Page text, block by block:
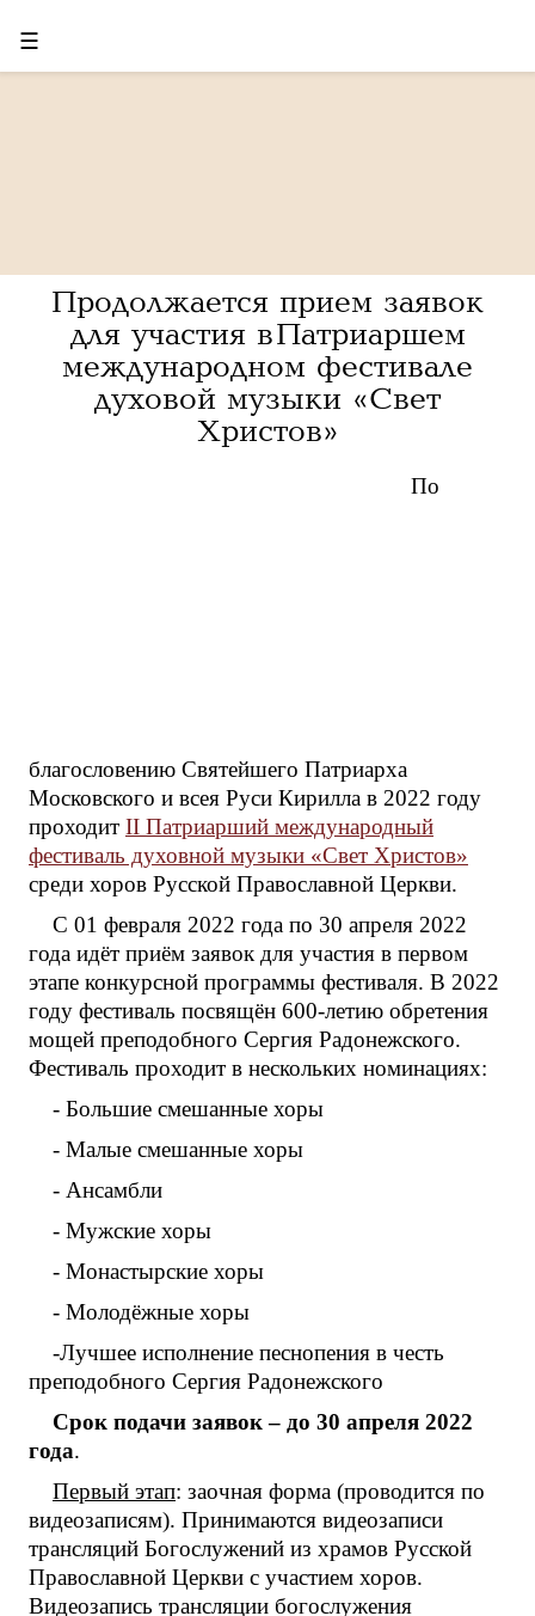
☰
Продолжается прием заявок
для участия в Патриаршем
международном фестивале
духовой музыки «Свет
Христов»
По
благословению Святейшего Патриарха
Московского и всея Руси Кирилла в 2022 году
проходит II Патриарший международный
фестиваль духовной музыки «Свет Христов»
среди хоров Русской Православной Церкви.
С 01 февраля 2022 года по 30 апреля 2022
года идёт приём заявок для участия в первом
этапе конкурсной программы фестиваля. В 2022
году фестиваль посвящён 600-летию обретения
мощей преподобного Сергия Радонежского.
Фестиваль проходит в нескольких номинациях:
- Большие смешанные хоры
- Малые смешанные хоры
- Ансамбли
- Мужские хоры
- Монастырские хоры
- Молодёжные хоры
-Лучшее исполнение песнопения в честь
преподобного Сергия Радонежского
Срок подачи заявок – до 30 апреля 2022
года.
Первый этап: заочная форма (проводится по
видеозаписям). Принимаются видеозаписи
трансляций Богослужений из храмов Русской
Православной Церкви с участием хоров.
Видеозапись трансляции богослужения